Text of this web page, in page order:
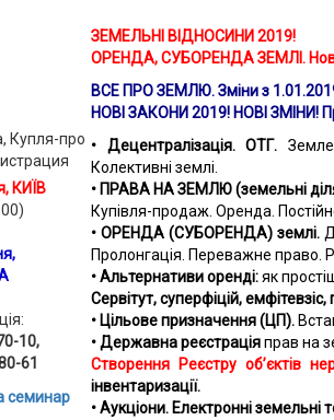
КИЇВ
10,
61
ЗЕМЕЛЬНІ ВІДНОСИНИ 2019!
ОРЕНДА, СУБОРЕНДА ЗЕМЛІ. Нові
ВСЕ ПРО ЗЕМЛЮ. Зміни з
НОВІ ЗАКОНИ 2019! НОВІ ЗМІНИ!
• Децентралізація. ОТГ.
Колективні землі.
• ПРАВА НА ЗЕМЛЮ (земельні
Купівля-продаж. Оренда.
• ОРЕНДА (СУБОРЕНДА) землі.
Пролонгація. Переважне право.
•Альтернативи оренді:як
Сервітут, суперфіцій,
• Цільове призначення (ЦП).
• Державна реєстраціяправ на
Створення Реєстру об’єктів
інвентаризації.
• Аукціони. Електронні земельні